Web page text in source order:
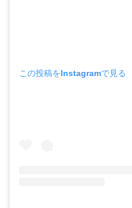
この投稿をInstagramで見る